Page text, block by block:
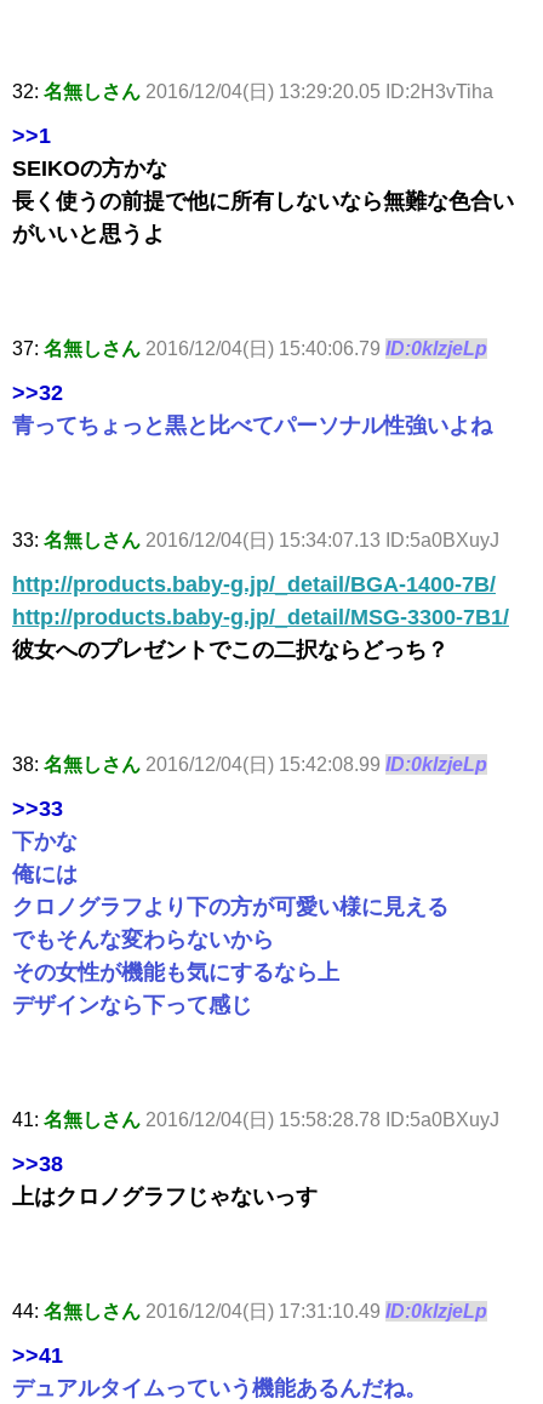
32: 名無しさん 2016/12/04(日) 13:29:20.05 ID:2H3vTiha
>>1
SEIKOの方かな
長く使うの前提で他に所有しないなら無難な色合い
がいいと思うよ
37: 名無しさん 2016/12/04(日) 15:40:06.79 ID:0klzjeLp
>>32
青ってちょっと黒と比べてパーソナル性強いよね
33: 名無しさん 2016/12/04(日) 15:34:07.13 ID:5a0BXuyJ
http://products.baby-g.jp/_detail/BGA-1400-7B/
http://products.baby-g.jp/_detail/MSG-3300-7B1/
彼女へのプレゼントでこの二択ならどっち？
38: 名無しさん 2016/12/04(日) 15:42:08.99 ID:0klzjeLp
>>33
下かな
俺には
クロノグラフより下の方が可愛い様に見える
でもそんな変わらないから
その女性が機能も気にするなら上
デザインなら下って感じ
41: 名無しさん 2016/12/04(日) 15:58:28.78 ID:5a0BXuyJ
>>38
上はクロノグラフじゃないっす
44: 名無しさん 2016/12/04(日) 17:31:10.49 ID:0klzjeLp
>>41
デュアルタイムっていう機能あるんだね。